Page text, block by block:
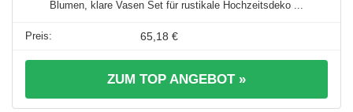
Blumen, klare Vasen Set für rustikale Hochzeitsdeko ...
65,18 €
ZUM TOP ANGEBOT »